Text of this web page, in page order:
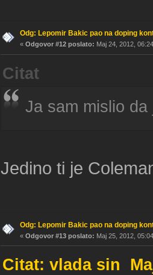
Odg: Lepomir Bakic pao na doping
« Odgovor #12 poslato: Maj 24, 2012,
Citat
Ja sam mislio
Jedino ti je
Odg: Lepomir Bakic pao na doping
« Odgovor #13 poslato: Maj 25, 2012,
Citat: vlada sin